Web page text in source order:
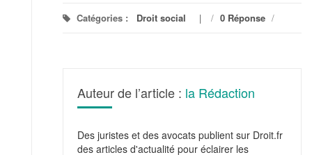
Catégories : Droit social / 0 Réponse /
Auteur de l’article : la Rédaction
Des juristes et des avocats publient sur Droit.fr
des articles d'actualité pour éclairer les